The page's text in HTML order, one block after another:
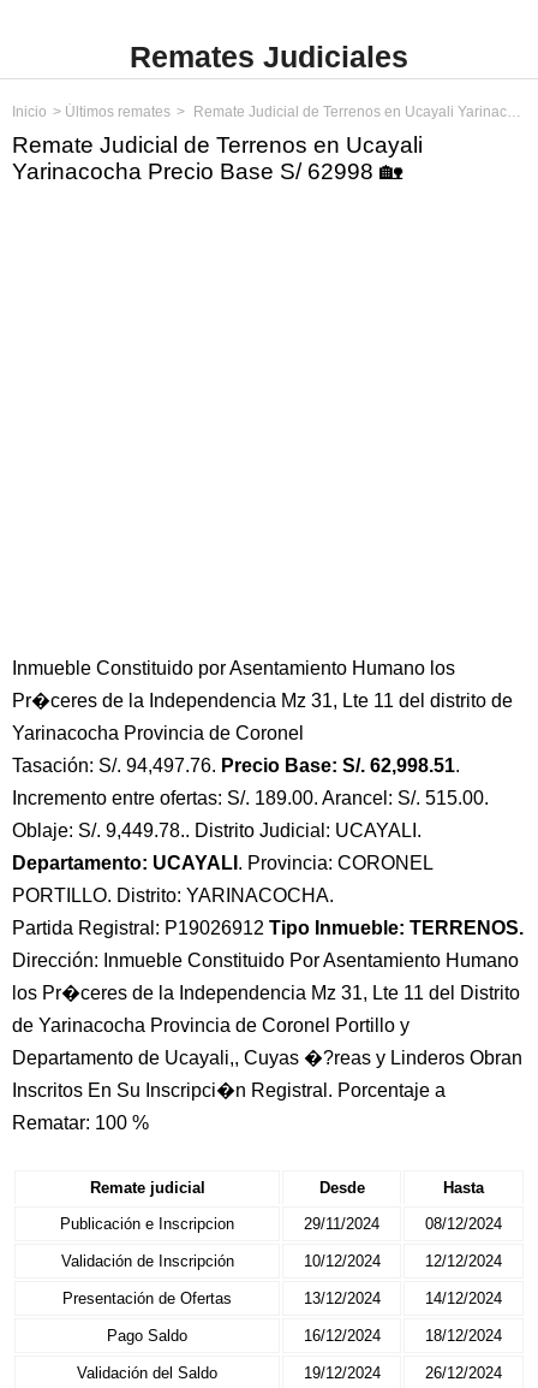
Remates Judiciales
Inicio Últimos remates Remate Judicial de Terrenos en Ucayali Yarinacocha Precio Base S/ 62998
Remate Judicial de Terrenos en Ucayali
Yarinacocha Precio Base S/ 62998 🏡
Inmueble Constituido por Asentamiento Humano los
Pr�ceres de la Independencia Mz 31, Lte 11 del distrito de
Yarinacocha Provincia de Coronel
Tasación: S/. 94,497.76. Precio Base: S/. 62,998.51.
Incremento entre ofertas: S/. 189.00. Arancel: S/. 515.00.
Oblaje: S/. 9,449.78.. Distrito Judicial: UCAYALI.
Departamento: UCAYALI . Provincia: CORONEL
PORTILLO. Distrito: YARINACOCHA.
Partida Registral: P19026912 Tipo Inmueble: TERRENOS.
Dirección: Inmueble Constituido Por Asentamiento Humano
los Pr�ceres de la Independencia Mz 31, Lte 11 del Distrito
de Yarinacocha Provincia de Coronel Portillo y
Departamento de Ucayali,, Cuyas �?reas y Linderos Obran
Inscritos En Su Inscripci�n Registral. Porcentaje a
Rematar: 100 %
Remate judicial Desde
Hasta
Publicación e Inscripcion
29/11/2024 08/12/2024
Validación de Inscripción 10/12/2024 12/12/2024
Presentación de Ofertas 13/12/2024 14/12/2024
Pago Saldo 16/12/2024 18/12/2024
Validación del Saldo 19/12/2024 26/12/2024